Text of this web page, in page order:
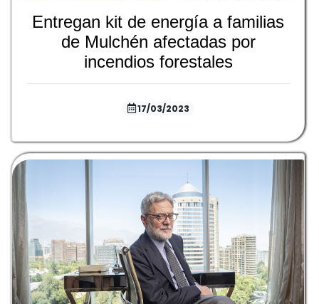
Entregan kit de energía a familias
de Mulchén afectadas por
incendios forestales
17/03/2023